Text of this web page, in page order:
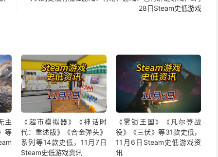
28日Steam史低游戏
主
等
《超市模拟器》《神话时
代：重述版》《合金弹头》
系列等14款史低，11月7日
Steam史低游戏资讯
《雾锁王国》《凡尔登战
役》《三伏》等31款史低，
11月6日Steam史低游戏资
讯